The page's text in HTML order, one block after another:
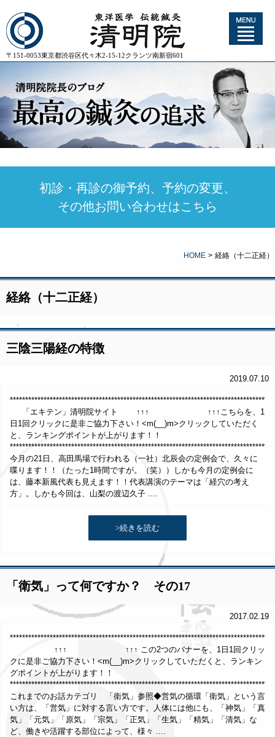
〒151-0053東京都渋谷区代々木2-15-12クランツ南新宿601
初診・再診の御予約、予約の変更、
その他お問い合わせはこちら
HOME > 経絡（十二正経）
経絡（十二正経）
三陰三陽経の特徴
2019.07.10
「エキテン」清明院サイト ↑↑↑ ↑↑↑こちらを、1
日1回クリックに是非ご協力下さい！<m(__)m>クリックしていただく
と、ランキングポイントが上がります！！
今月の21日、高田馬場で行われる（一社）北辰会の定例会で、久々に
喋ります！！（たった1時間ですが。（笑））しかも今月の定例会に
は、藤本新風代表も見えます！！代表講演のテーマは「経穴の考え
方」。しかも今回は、山梨の渡辺久子 ....
>続きを読む
「衛気」って何ですか？ その17
2017.02.19
↑↑↑ ↑↑↑ この2つのバナーを、1日1回クリッ
クに是非ご協力下さい！<m(__)m>クリックしていただくと、ランキン
グポイントが上がります！！
これまでのお話カテゴリ 「衛気」参照◆営気の循環「衛気」という言
い方は、「営気」に対する言い方です。人体には他にも、「神気」「真
気」「元気」「原気」「宗気」「正気」「生気」「精気」「清気」な
ど、働きや活躍する部位によって、様々 ....